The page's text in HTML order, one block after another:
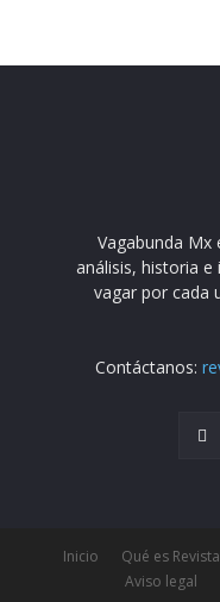
Vagabunda Mx
análisis, historia e
vagar por cada
Contáctanos:
Inicio Qué es
Aviso legal